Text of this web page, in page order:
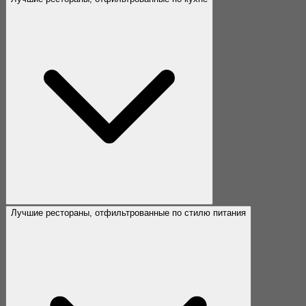
Лучшие рестораны, отфильтрованные по стилю питания